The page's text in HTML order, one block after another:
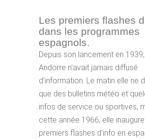
Les premiers flashes
dans les programmes
espagnols.
Depuis son lancement en
Andorre n'avait jamais diffusé
d'information. Le matin elle ne
que des bulletins météo et
infos de service ou sportives,
cette année 1966, elle
premiers flashes d'info en